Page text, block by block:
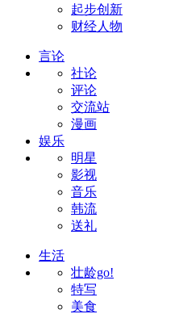
起步创新
财经人物
言论
社论
评论
交流站
漫画
娱乐
明星
影视
音乐
韩流
送礼
生活
壮龄go!
特写
美食